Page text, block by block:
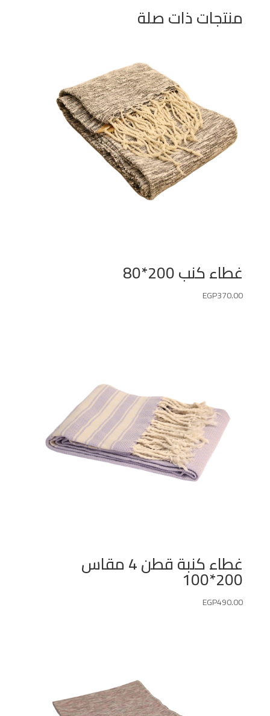
منتجات ذات صلة
غطاء كنب 200*80
EGP370.00
غطاء كنبة قطن 4 مقاس
200*100
EGP490.00